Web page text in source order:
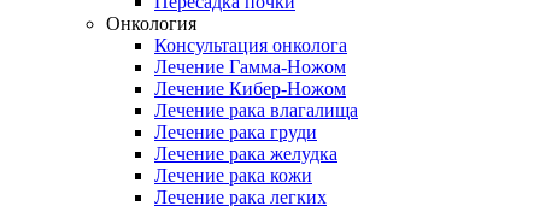
Онкология
Консультация онколога
Лечение Гамма-Ножом
Лечение Кибер-Ножом
Лечение рака влагалища
Лечение рака груди
Лечение рака желудка
Лечение рака кожи
Лечение рака легких